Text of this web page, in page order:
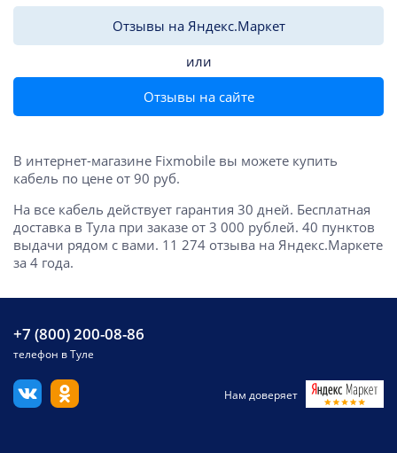
Отзывы на Яндекс.Маркет
или
Отзывы на сайте
В интернет-магазине Fixmobile вы можете купить
кабель по цене от 90 руб.
На все кабель действует гарантия 30 дней. Бесплатная
доставка в Тула при заказе от 3 000 рублей. 40 пунктов
выдачи рядом с вами. 11 274 отзыва на Яндекс.Маркете
за 4 года.
+7 (800) 200-08-86
телефон в Туле
Нам доверяет